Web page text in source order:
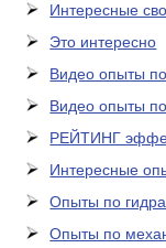
Интересные
Это интересно
Видео опыты
Видео опыты
РЕЙТИНГ
Интересные
Опыты по
Опыты по